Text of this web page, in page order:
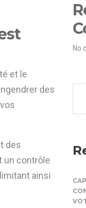
et le
des
des
un contrôle
ainsi
No